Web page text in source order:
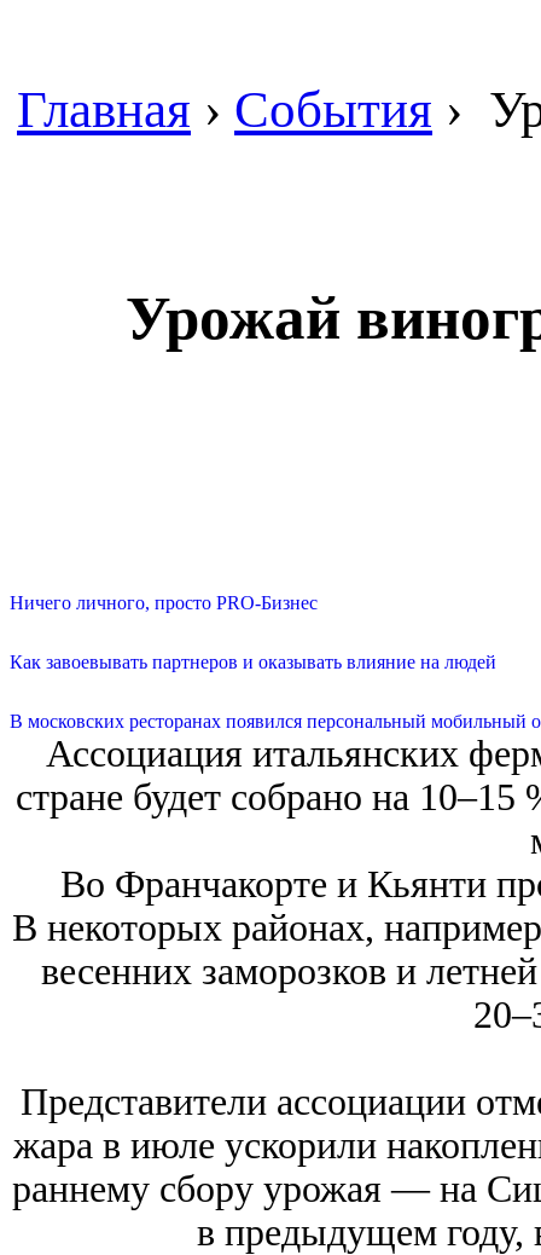
Главная › События ›
Урожай
Ничего личного, просто PRO-Бизнес
Как завоевывать партнеров и оказывать влияние на людей
В московских ресторанах появился персональный мобильный
Ассоциация итальянских
стране будет собрано на
Во Франчакорте и Кьянти
В некоторых районах,
весенних заморозков и
Представители ассоциации
жара в июле ускорили
раннему сбору урожая — на
в предыдущем году,